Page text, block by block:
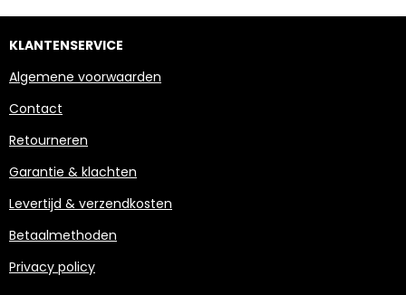
KLANTENSERVICE
Algemene voorwaarden
Contact
Retourneren
Garantie & klachten
Levertijd & verzendkosten
Betaalmethoden
Privacy policy